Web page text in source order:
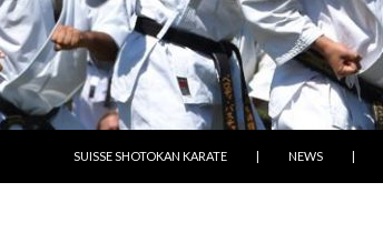
SUISSE SHOTOKAN KARATE
| NEWS |